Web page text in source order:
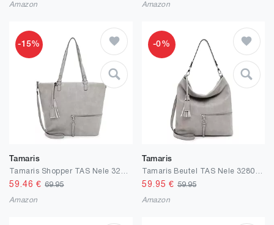
Amazon Amazon
-15%
Tamaris
59.46 €69.95
Amazon
-0%
Tamaris
59.95 € 59.95
Amazon